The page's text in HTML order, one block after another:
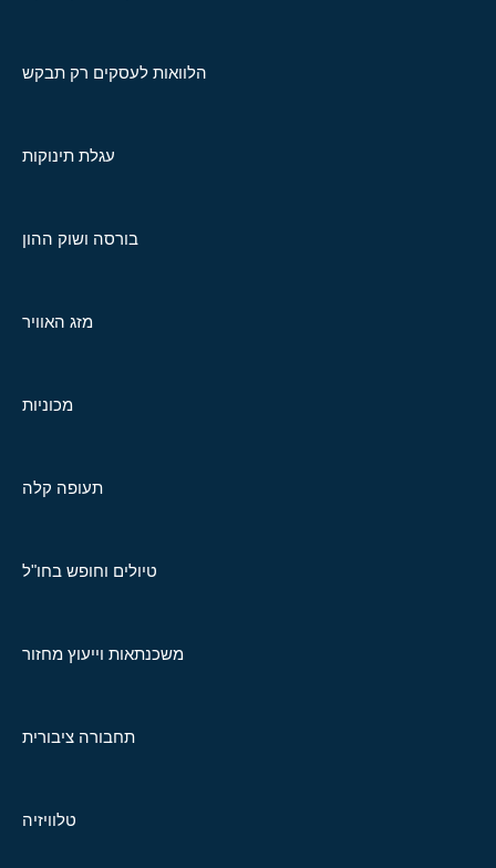
הלוואות לעסקים רק תבקש
עגלת תינוקות
בורסה ושוק ההון
מזג האוויר
מכוניות
תעופה קלה
טיולים וחופש בחו"ל
משכנתאות וייעוץ מחזור
תחבורה ציבורית
טלוויזיה